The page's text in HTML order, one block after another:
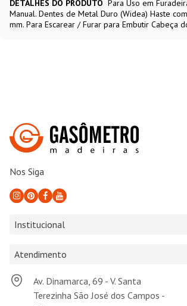
DETALHES DO PRODUTO Para Uso em
Manual. Dentes de Metal Duro (Widea) Haste
mm. Para Escarear / Furar para Embutir Cabeça
Nos Siga
Institucional
Atendimento
Av. Dinamarca, 69 - V. Santa
Terezinha São José dos Campos -